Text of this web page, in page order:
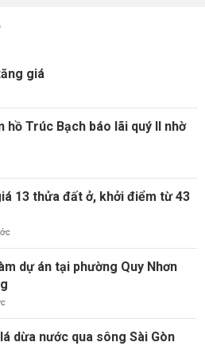
giá
hồ Trúc Bạch báo lãi quý II nhờ
13 thửa đất ở, khởi điểm từ 43
dự án tại phường Quy Nhơn
dừa nước qua sông Sài Gòn